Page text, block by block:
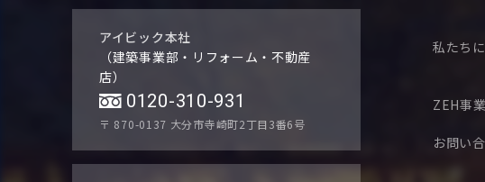
アイビック本社
（建築事業部・リフォーム・不動産
店）
0120-310-931
〒 870-0137 大分市寺崎町2丁目3番6号
私たち
ZEH事
お問い